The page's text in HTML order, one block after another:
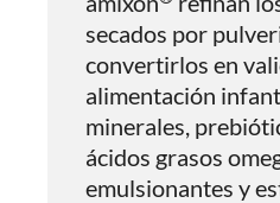
secados por
convertirlos en
alimentación
minerales,
ácidos grasos
emulsionantes y